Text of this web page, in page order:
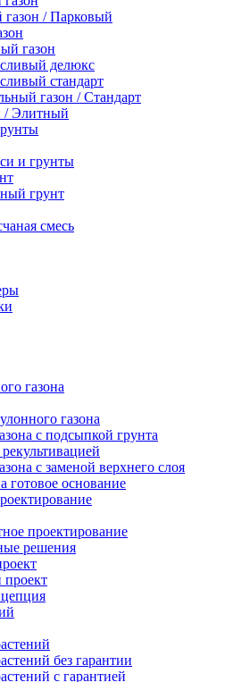
газон / Парковый
газон
делюкс
стандарт
газон / Стандарт
/ Элитный
и грунты
грунт
смесь
газона
газона
с подсыпкой грунта
с заменой верхнего слоя
готовое основание
проектирование
решения
без гарантии
с гарантией